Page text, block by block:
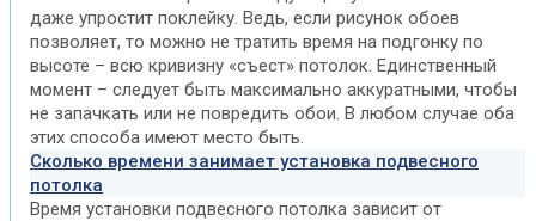
даже упростит поклейку. Ведь, если рисунок обоев
позволяет, то можно не тратить время на подгонку по
высоте – всю кривизну «съест» потолок. Единственный
момент – следует быть максимально аккуратными, чтобы
не запачкать или не повредить обои. В любом случае оба
этих способа имеют место быть.
Сколько времени занимает установка подвесного
потолка
Время установки подвесного потолка зависит от